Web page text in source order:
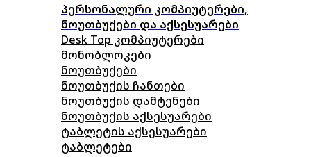
პერსონალური კომპიუტერები,
ნოუთბუქები და აქსესუარები
Desk Top კომპიუტერები
მონობლოკები
ნოუთბუქები
ნოუთბუქის ჩანთები
ნოუთბუქის დამტენები
ნოუთბუქის აქსესუარები
ტაბლეტის აქსესუარები
ტაბლეტები